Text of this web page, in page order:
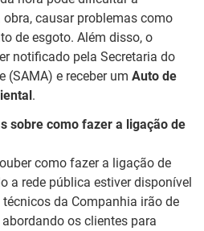
causar problemas como
de esgoto. Além disso, o
notificado pela Secretaria do
(SAMA) e receber um Auto de
.
sobre como fazer a ligação de
como fazer a ligação de
a rede pública estiver disponível
técnicos da Companhia irão de
os clientes para